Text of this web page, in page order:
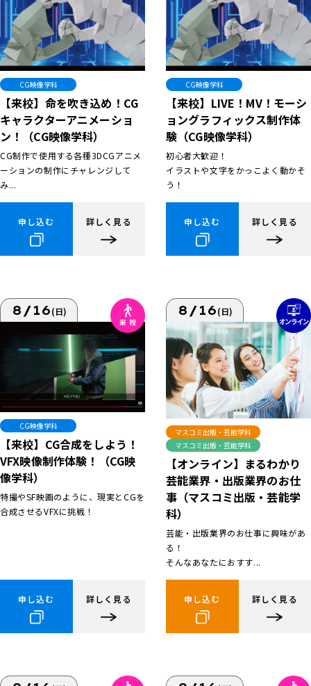
CG映像学科
【来校】命を吹き込め！CG
キャラクターアニメーショ
ン！（CG映像学科）
CG制作で使用する各種3DCGアニメ
ーションの制作にチャレンジして
み...
申し込む 詳しく見る
CG映像学科
【来校】LIVE！MV！モーシ
ョングラフィックス制作体
験（CG映像学科）
初心者大歓迎！
イラストや文字をかっこよく動かそ
う！
申し込む 詳しく見る
8/16(日)
CG映像学科
【来校】CG合成をしよう！
VFX映像制作体験！（CG映
像学科）
特撮やSF映画のように、現実とCGを
合成させるVFXに挑戦！
申し込む 詳しく見る
8/16(日)
マスコミ出版・芸能学科
マスコミ出版・芸能学科
【オンライン】まるわかり
芸能業界・出版業界のお仕
事（マスコミ出版・芸能学
科）
芸能・出版業界のお仕事に興味があ
る！
そんなあなたにおすす...
申し込む 詳しく見る